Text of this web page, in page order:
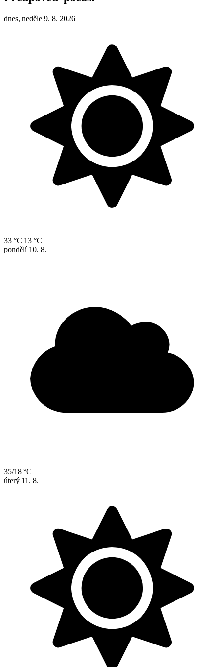
dnes, neděle 9. 8. 2026
33 °C 13 °C
pondělí 10. 8.
35/18 °C
úterý 11. 8.